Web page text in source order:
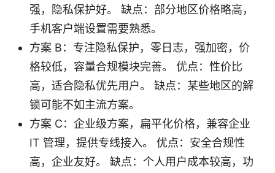
强，隐私保护好。 缺点：部分地区价格略高，
手机客户端设置需要熟悉。
方案 B：专注隐私保护，零日志，强加密，价
格较低，容量合规模块完善。 优点：性价比
高，适合隐私优先用户。 缺点：某些地区的解
锁可能不如主流方案。
方案 C：企业级方案，扁平化价格，兼容企业
IT 管理，提供专线接入。 优点：安全合规性
高，企业友好。 缺点：个人用户成本较高，功